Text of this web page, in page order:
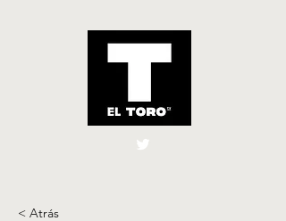
El Toro España
< Atrás